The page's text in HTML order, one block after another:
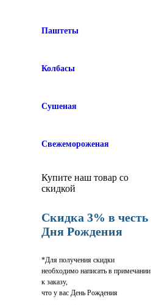
Паштеты
Колбасы
Сушеная
Свежемороженая
Купите наш товар со
скидкой
Скидка 3% в честь
Дня Рождения
*Для получения скидки
необходимо написать в примечании
к заказу,
что у вас День Рождения